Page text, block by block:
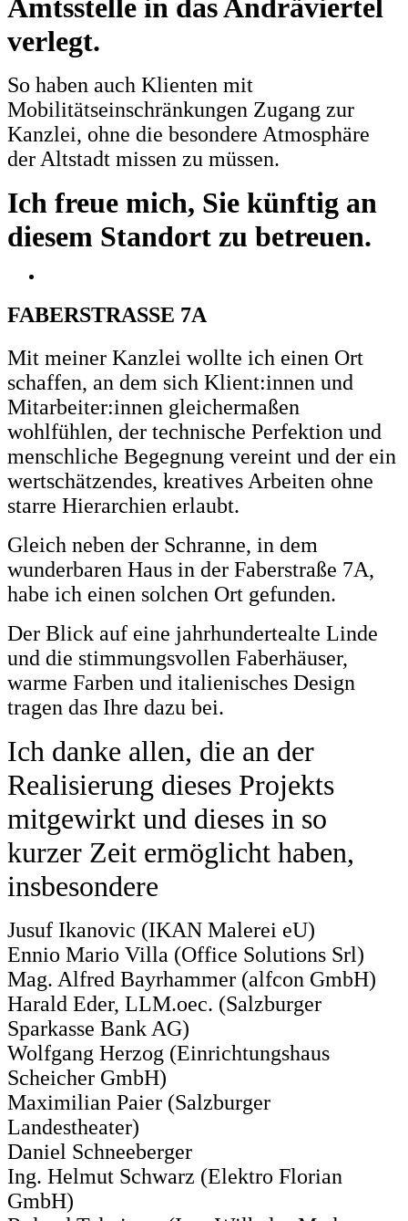
Amtsstelle in das Andräviertel
verlegt.
So haben auch Klienten mit
Mobilitätseinschränkungen Zugang zur
Kanzlei, ohne die besondere Atmosphäre
der Altstadt missen zu müssen.
Ich freue mich, Sie künftig an
diesem Standort zu betreuen.
FABERSTRASSE 7A
Mit meiner Kanzlei wollte ich einen Ort
schaffen, an dem sich Klient:innen und
Mitarbeiter:innen gleichermaßen
wohlfühlen, der technische Perfektion und
menschliche Begegnung vereint und der ein
wertschätzendes, kreatives Arbeiten ohne
starre Hierarchien erlaubt.
Gleich neben der Schranne, in dem
wunderbaren Haus in der Faberstraße 7A,
habe ich einen solchen Ort gefunden.
Der Blick auf eine jahrhundertealte Linde
und die stimmungsvollen Faberhäuser,
warme Farben und italienisches Design
tragen das Ihre dazu bei.
Ich danke allen, die an der
Realisierung dieses Projekts
mitgewirkt und dieses in so
kurzer Zeit ermöglicht haben,
insbesondere
Jusuf Ikanovic (IKAN Malerei eU)
Ennio Mario Villa (Office Solutions Srl)
Mag. Alfred Bayrhammer (alfcon GmbH)
Harald Eder, LLM.oec. (Salzburger
Sparkasse Bank AG)
Wolfgang Herzog (Einrichtungshaus
Scheicher GmbH)
Maximilian Paier (Salzburger
Landestheater)
Daniel Schneeberger
Ing. Helmut Schwarz (Elektro Florian
GmbH)